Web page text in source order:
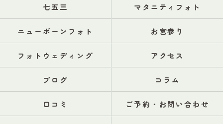
七五三 マタニティフォト
ニューボーンフォト お宮参り
フォトウェディング アクセス
ブログ コラム
口コミ ご予約・お問い合わせ